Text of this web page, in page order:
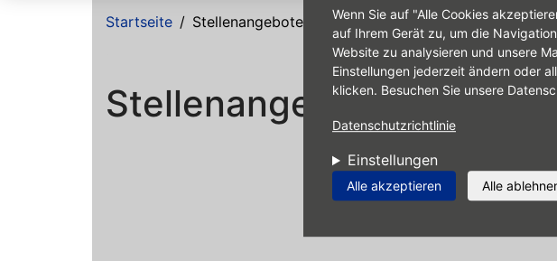
Wenn Sie auf "Alle Cookies
auf Ihrem Gerät zu, um die
Website zu analysieren und unsere
Einstellungen jederzeit ändern oder
klicken. Besuchen Sie unsere
Datenschutzrichtlinie
Einstellungen
Alle akzeptieren Alle
Startseite Stellenangebote
Stellenangebote